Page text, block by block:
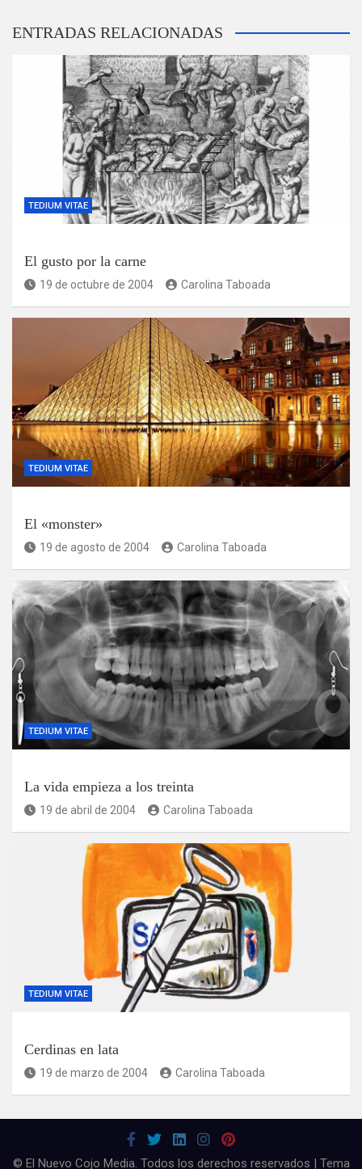
ENTRADAS RELACIONADAS
TEDIUM VITAE
El gusto por la carne
19 de octubre de 2004 Carolina Taboada
TEDIUM VITAE
El «monster»
19 de agosto de 2004 Carolina Taboada
TEDIUM VITAE
La vida empieza a los treinta
19 de abril de 2004 Carolina Taboada
TEDIUM VITAE
Cerdinas en lata
19 de marzo de 2004 Carolina Taboada
© El Nuevo Cojo Media. Todos los derechos reservados | Tema